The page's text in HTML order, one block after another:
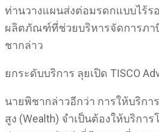
ท่านวางแผนส่งต่อมรดกแบบไร้ร
ผลิตภัณฑ์ที่ช่วยบริหารจัดการภา
ชากล่าว
ยกระดับบริการ ลุยเปิด TISCO
นายพิชากล่าวอีกว่า การให้บริก
สูง (Wealth) จำเป็นต้องให้บริกา